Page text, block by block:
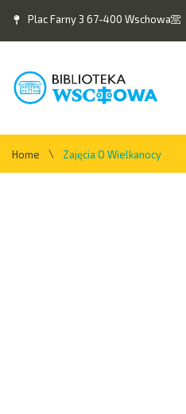
Plac Farny 3 67-400 Wschowa
Home \ Zajęcia O Wielkanocy